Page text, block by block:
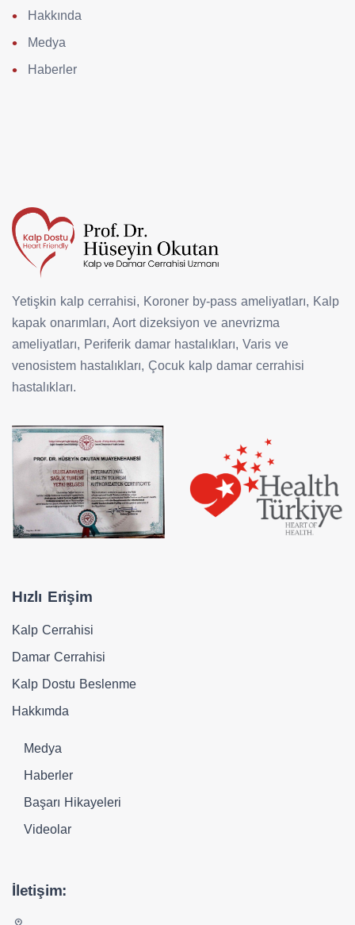
Hakkında
Medya
Haberler
Yetişkin kalp cerrahisi, Koroner by-pass ameliyatları, Kalp
kapak onarımları, Aort dizeksiyon ve anevrizma
ameliyatları, Periferik damar hastalıkları, Varis ve
venosistem hastalıkları, Çocuk kalp damar cerrahisi
hastalıkları.
Hızlı Erişim
Kalp Cerrahisi
Damar Cerrahisi
Kalp Dostu Beslenme
Hakkımda
Medya
Haberler
Başarı Hikayeleri
Videolar
İletişim: